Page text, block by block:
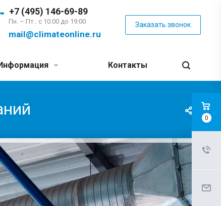
+7 (495) 146-69-89
Пн. – Пт.: с 10:00 до 19:00
mail@climateonline.ru
Заказать звонок
Контакты
0